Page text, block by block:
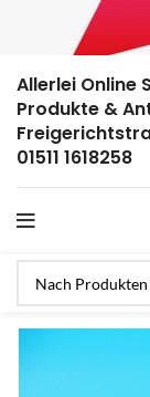
Allerlei Online
Produkte &
01511 1618258